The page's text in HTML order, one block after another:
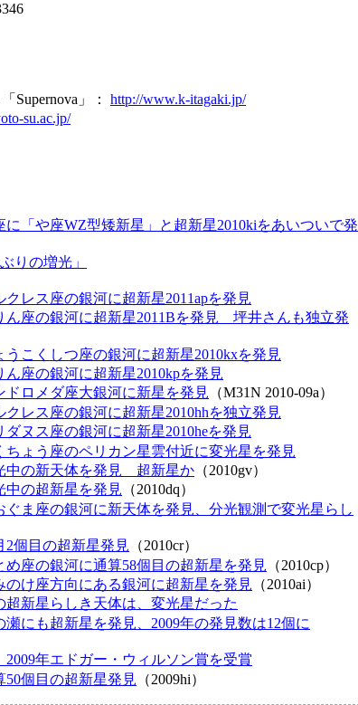
Supernova」： http://www.k-itagaki.jp/
su.ac.jp/
に「や座WZ型矮新星」と超新星2010kiをあいついで発
りの増光」
レス座の銀河に超新星2011apを発見
ん座の銀河に超新星2011Bを発見 坪井さんも独立発
うこくしつ座の銀河に超新星2010kxを発見
ん座の銀河に超新星2010kpを発見
ドロメダ座大銀河に新星を発見 （M31N 2010-09a）
クレス座の銀河に超新星2010hhを独立発見
ヌス座の銀河に超新星2010heを発見
ちょう座のペリカン星雲付近に変光星を発見
中の新天体を発見 超新星か （2010gv）
中の超新星を発見 （2010dq）
ぐま座の銀河に新天体を発見、分光観測で変光星らし
2個目の超新星発見 （2010cr）
め座の銀河に通算58個目の超新星を発見 （2010cp）
のけ座方向にある銀河に超新星を発見 （2010ai）
超新星らしき天体は、変光星だった
瀬にも超新星を発見、2009年の発見数は12個に
2009年エドガー・ウィルソン賞を受賞
50個目の超新星発見 （2009hi）